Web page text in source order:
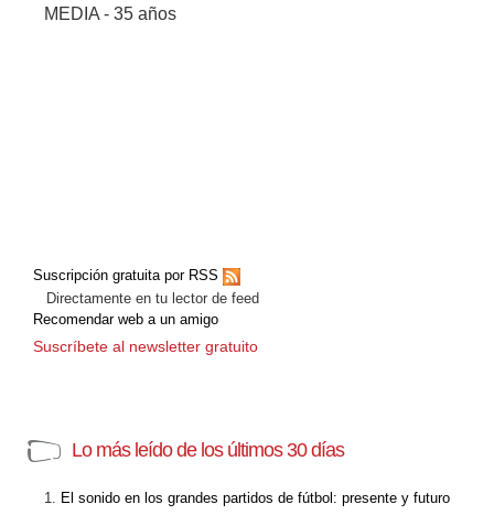
MEDIA - 35 años
Suscripción gratuita por RSS
Directamente en tu lector de feed
Recomendar web a un amigo
Suscríbete al newsletter gratuito
Lo más leído de los últimos 30 días
El sonido en los grandes partidos de fútbol: presente y futuro